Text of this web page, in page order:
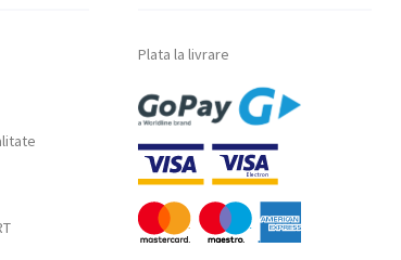
Plata la livrare